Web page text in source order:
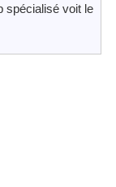
spécialisé voit le